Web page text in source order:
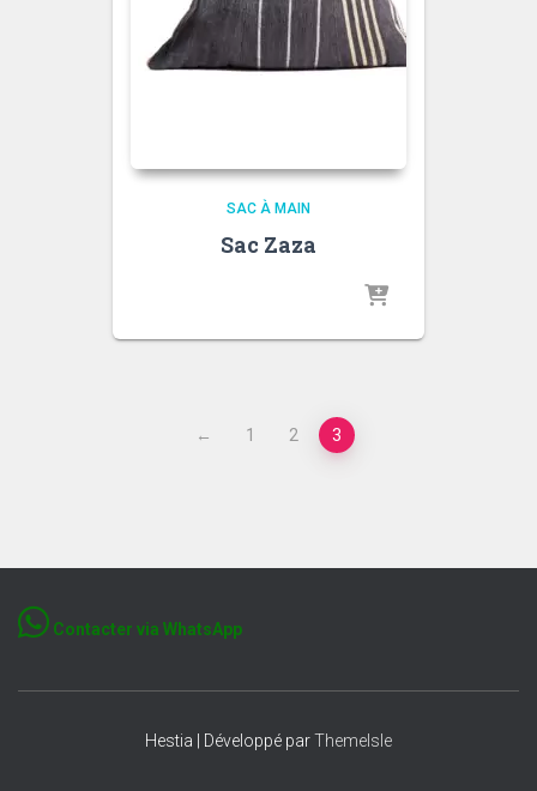
SAC À MAIN
Sac Zaza
← 1 2 3
Contacter via WhatsApp
Hestia | Développé parThemeIsle